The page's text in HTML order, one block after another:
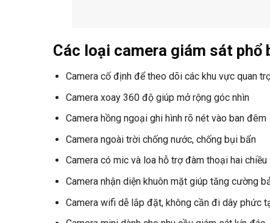
Các loại camera giám sát phổ
Camera cố định để theo dõi các khu vực quan
Camera xoay 360 độ giúp mở rộng góc nhìn
Camera hồng ngoại ghi hình rõ nét vào ban đêm
Camera ngoài trời chống nước, chống bụi bẩn
Camera có mic và loa hỗ trợ đàm thoại hai chiều
Camera nhận diện khuôn mặt giúp tăng cường
Camera wifi dễ lắp đặt, không cần đi dây phức